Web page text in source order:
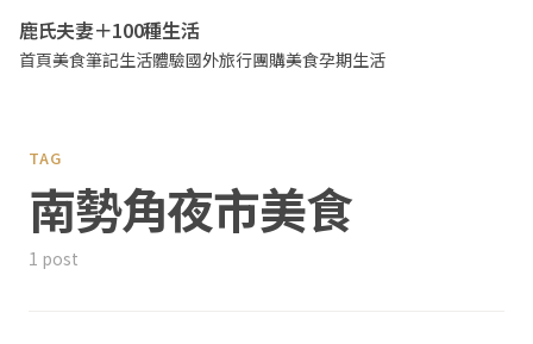
鹿氏夫妻＋100種生活
首頁美食筆記生活體驗國外旅行團購美食孕期生活
TAG
南勢角夜市美食
1 post